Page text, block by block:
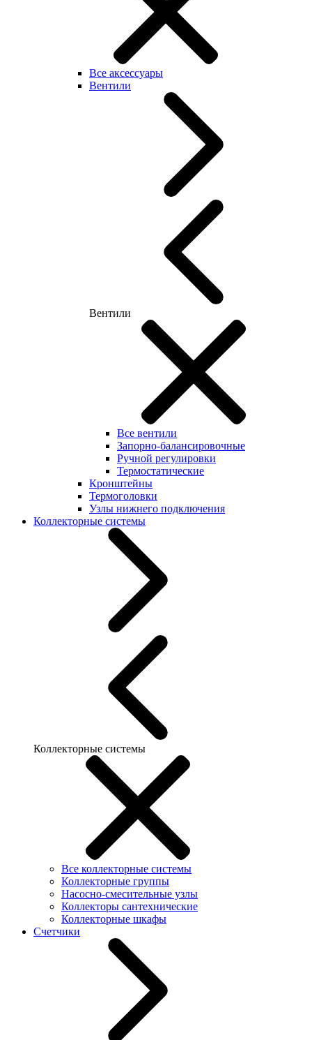
Все аксессуары
Вентили
Вентили
Все вентили
Запорно-балансировочные
Ручной регулировки
Термостатические
Кронштейны
Термоголовки
Узлы нижнего подключения
Коллекторные системы
Коллекторные системы
Все коллекторные системы
Коллекторные группы
Насосно-смесительные узлы
Коллекторы сантехнические
Коллекторные шкафы
Счетчики